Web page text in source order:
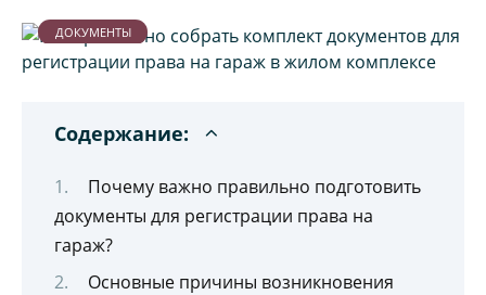
ДОКУМЕНТЫ
Содержание:
Почему важно правильно подготовить
документы для регистрации права на
гараж?
Основные причины возникновения